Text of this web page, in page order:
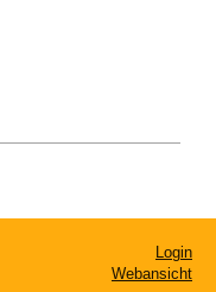
Login
Webansicht